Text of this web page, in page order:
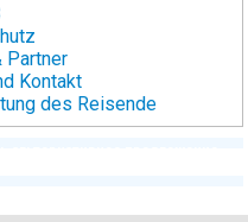
Partner
Kontakt
des Reisende